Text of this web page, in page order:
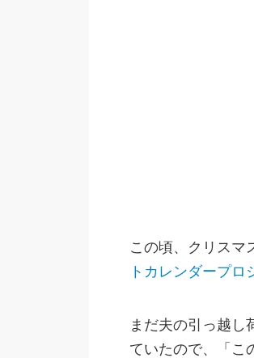
この頃、クリスマ
トカレンダープロ
まだ夫の引っ越し
ていたので、「こ